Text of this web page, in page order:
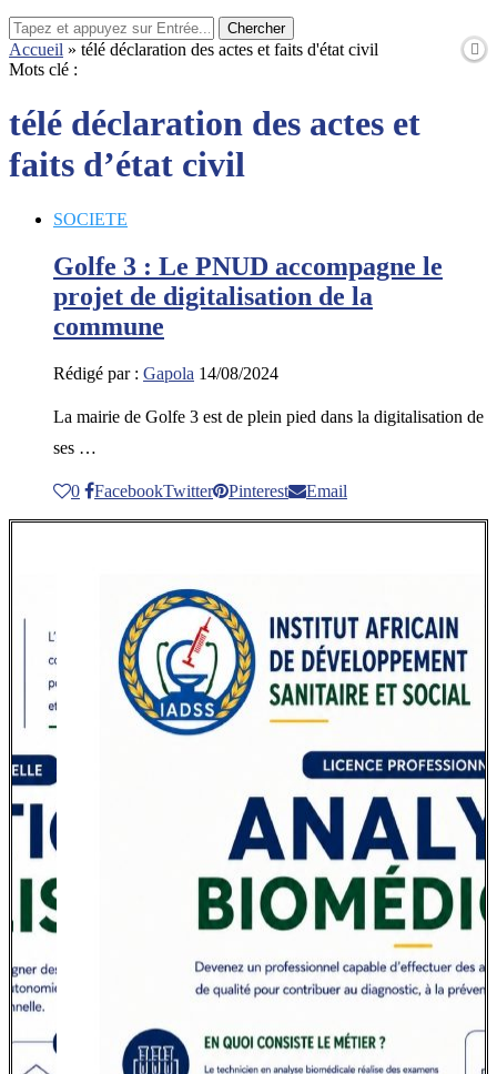
Chercher
Accueil » télé déclaration des actes et faits d'état civil
Mots clé :
télé déclaration des actes et
faits d’état civil
SOCIETE
Golfe 3 : Le PNUD accompagne le
projet de digitalisation de la
commune
Rédigé par : Gapola 14/08/2024
La mairie de Golfe 3 est de plein pied dans la digitalisation de
ses …
0 FacebookTwitter Pinterest Email